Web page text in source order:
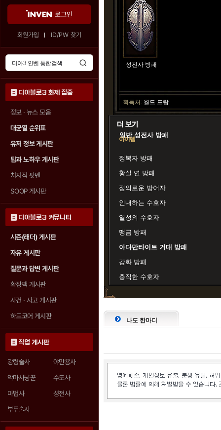
로그인
회원가입 ID/PW 찾기
디아블로3 화제 집중
정보 · 뉴스 모음
대균열 순위표
유저 정보 게시판
팁과 노하우 게시판
치지직 팟벤
SOOP 게시판
디아블로3 커뮤니티
시즌(래더) 게시판
자유 게시판
질문과 답변 게시판
확장팩 게시판
사건 · 사고 게시판
하드코어 게시판
직업 게시판
강령술사
야만용사
악마사냥꾼
수도사
마법사
성전사
부두술사
성전사 방패
획득처: 월드 드랍
일반 성전사 방패
아이템
정복자 방패
황실 연 방패
정의로운 방어자
인내하는 수호자
열성의 수호자
맹금 방패
아다만타이트 거대 방패
강화 방패
충직한 수호자
나도 한마디